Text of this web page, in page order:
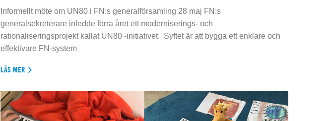
Informellt möte om UN80 i FN:s generalförsamling 28 maj FN:s
generalsekreterare inledde förra året ett moderniserings- och
rationaliseringsprojekt kallat UN80 -initiativet. Syftet är att bygga ett enklare och
effektivare FN-system
LÄS MER